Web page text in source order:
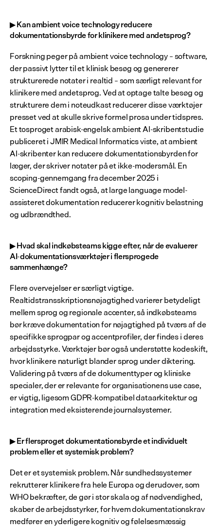
▶ Kan ambient voice technology reducere
dokumentationsbyrde for klinikere med andetsprog?
Forskning peger på ambient voice technology – software,
der passivt lytter til et klinisk besøg og genererer
strukturerede notater i realtid – som særligt relevant for
klinikere med andetsprog. Ved at optage talte besøg og
strukturere dem i noteudkast reducerer disse værktøjer
presset ved at skulle skrive formel prosa under tidspres.
Et tosproget arabisk-engelsk ambient AI-skribentstudie
publiceret i JMIR Medical Informatics viste, at ambient
AI-skribenter kan reducere dokumentationsbyrden for
læger, der skriver notater på et ikke-modersmål. En
scoping-gennemgang fra december 2025 i
ScienceDirect fandt også, at large language model-
assisteret dokumentation reducerer kognitiv belastning
og udbrændthed.
▶ Hvad skal indkøbsteams kigge efter, når de evaluerer
AI-dokumentationsværktøjer i flersprogede
sammenhænge?
Flere overvejelser er særligt vigtige.
Realtidstransskriptionsnøjagtighed varierer betydeligt
mellem sprog og regionale accenter, så indkøbsteams
bør kræve dokumentation for nøjagtighed på tværs af de
specifikke sprogpar og accentprofiler, der findes i deres
arbejdsstyrke. Værktøjer bør også understøtte kodeskift,
hvor klinikere naturligt blander sprog under diktering.
Validering på tværs af de dokumenttyper og kliniske
specialer, der er relevante for organisationens use case,
er vigtig, ligesom GDPR-kompatibel dataarkitektur og
integration med eksisterende journalsystemer.
▶ Er flersproget dokumentationsbyrde et individuelt
problem eller et systemisk problem?
Det er et systemisk problem. Når sundhedssystemer
rekrutterer klinikere fra hele Europa og derudover, som
WHO bekræfter, de gør i stor skala og af nødvendighed,
skaber de arbejdsstyrker, for hvem dokumentationskrav
medfører en yderligere kognitiv og følelsesmæssig